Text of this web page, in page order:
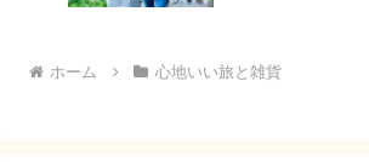
ホーム 心地いい旅と雑貨